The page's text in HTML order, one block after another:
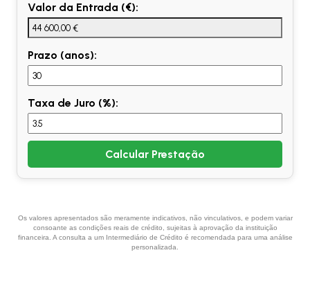
Valor da Entrada (€):
Prazo (anos):
Taxa de Juro (%):
Calcular Prestação
Os valores apresentados são meramente indicativos, não vinculativos, e podem variar
consoante as condições reais de crédito, sujeitas à aprovação da instituição
financeira. A consulta a um Intermediário de Crédito é recomendada para uma análise
personalizada.